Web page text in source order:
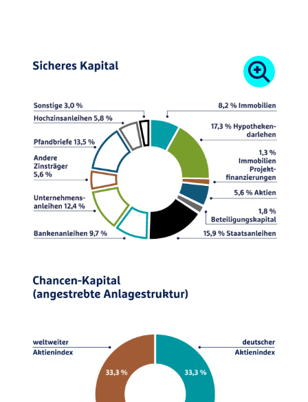
Verteilung zu erreichen. Investitionen erfolgen
grundsätzlich nach dem Prinzip größtmöglicher
Sicherheit und Rentabilität bei Sicherstellung der
jederzeitigen Liquidität.